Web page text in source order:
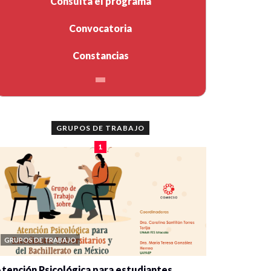
Convocatoria
Constancias
GRUPOS DE TRABAJO
1
GRUPOS DE TRABAJO